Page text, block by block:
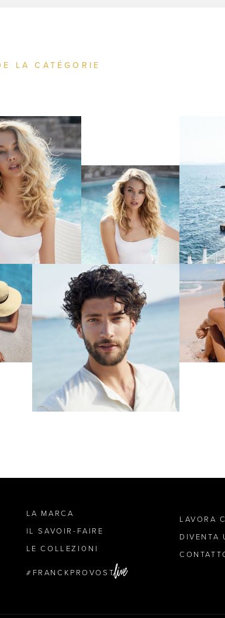
LA CATÉGORIE
LA MARCA
IL SAVOIR-FAIRE
LE COLLEZIONI
FRANCKPROVOST
LAVORA
DIVENTA